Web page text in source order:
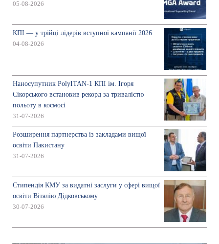
05-08-2026
КПІ — у трійці лідерів вступної кампанії 2026
04-08-2026
Наносупутник PolyITAN-1 КПІ ім. Ігоря
Сікорського встановив рекорд за тривалістю
польоту в космосі
31-07-2026
Розширення партнерства із закладами вищої
освіти Пакистану
31-07-2026
Стипендія КМУ за видатні заслуги у сфері вищої
освіти Віталію Дідковському
30-07-2026